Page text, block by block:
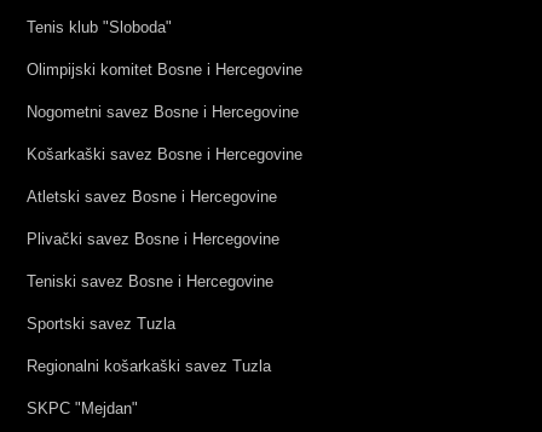
Tenis klub "Sloboda"
Olimpijski komitet Bosne i Hercegovine
Nogometni savez Bosne i Hercegovine
Košarkaški savez Bosne i Hercegovine
Atletski savez Bosne i Hercegovine
Plivački savez Bosne i Hercegovine
Teniski savez Bosne i Hercegovine
Sportski savez Tuzla
Regionalni košarkaški savez Tuzla
SKPC "Mejdan"